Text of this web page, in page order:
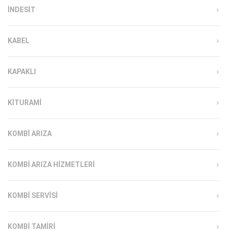
INDESIT
KABEL
KAPAKLI
KITURAMI
KOMBI ARIZA
KOMBI ARIZA HIZMETLERI
KOMBI SERVISI
KOMBI TAMIRI